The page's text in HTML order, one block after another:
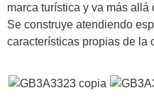
marca turística y va más
Se construye atendiendo
características propias de la